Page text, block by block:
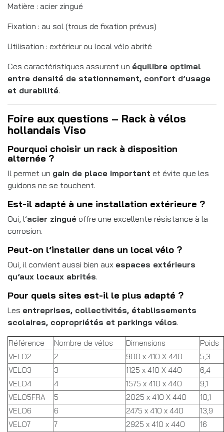
Matière : acier zingué
Fixation : au sol (trous de fixation prévus)
Utilisation : extérieur ou local vélo abrité
Ces caractéristiques assurent un équilibre optimal
entre densité de stationnement, confort d’usage
et durabilité.
Foire aux questions – Rack à vélos
hollandais Viso
Pourquoi choisir un rack à disposition
alternée ?
Il permet un gain de place important et évite que les
guidons ne se touchent.
Est-il adapté à une installation extérieure ?
Oui, l’acier zingué offre une excellente résistance à la
corrosion.
Peut-on l’installer dans un local vélo ?
Oui, il convient aussi bien aux espaces extérieurs
qu’aux locaux abrités.
Pour quels sites est-il le plus adapté ?
Les entreprises, collectivités, établissements
scolaires, copropriétés et parkings vélos.
Référence Nombre de vélos Dimensions
Poids
VELO2
2 900 x 410 X 440
5,3
VELO3
3 1125 x 410 X 440
6,4
VELO4
4 1575 x 410 x 440
9,1
VELO5FRA
5 2025 x 410 X 440
10,1
VELO6
6 2475 x 410 x 440
13,9
VELO7
7 2925 x 410 x 440
16